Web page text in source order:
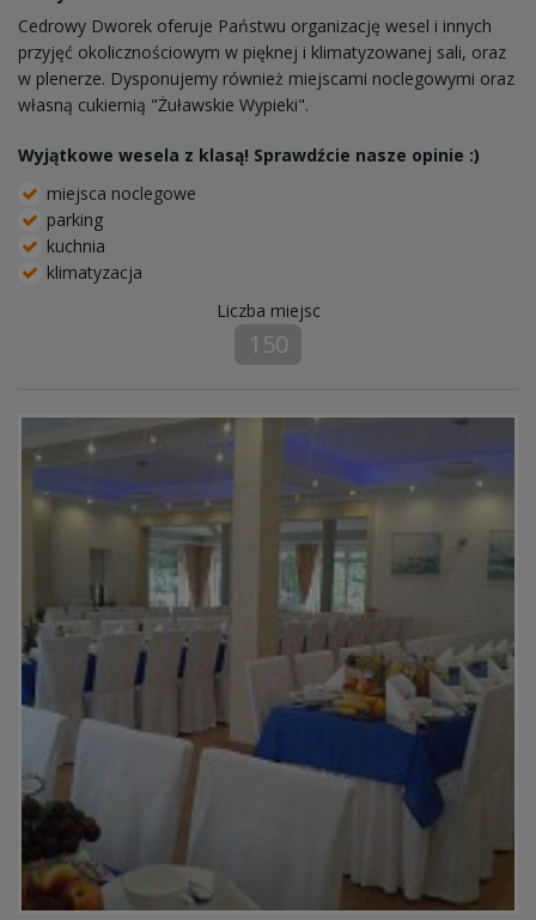
Cedrowy Dworek oferuje Państwu organizację wesel i innych
przyjęć okolicznościowym w pięknej i klimatyzowanej sali, oraz
w plenerze. Dysponujemy również miejscami noclegowymi oraz
własną cukiernią "Żuławskie Wypieki".
Wyjątkowe wesela z klasą! Sprawdźcie nasze opinie :)
miejsca noclegowe
parking
kuchnia
klimatyzacja
Liczba miejsc
150